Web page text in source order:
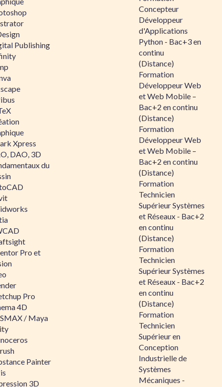
Publishing
Xpress
DAO, 3D
du
Pro et
Pro
4D
/ Maya
Painter
3D
Concepteur
Développeur
d'Applications
Python - Bac+3 en
continu
(Distance)
Formation
Développeur Web
et Web Mobile –
Bac+2 en continu
(Distance)
Formation
Développeur Web
et Web Mobile –
Bac+2 en continu
(Distance)
Formation
Technicien
Supérieur Systèmes
et Réseaux - Bac+2
en continu
(Distance)
Formation
Technicien
Supérieur Systèmes
et Réseaux - Bac+2
en continu
(Distance)
Formation
Technicien
Supérieur en
Conception
Industrielle de
Systèmes
Mécaniques -